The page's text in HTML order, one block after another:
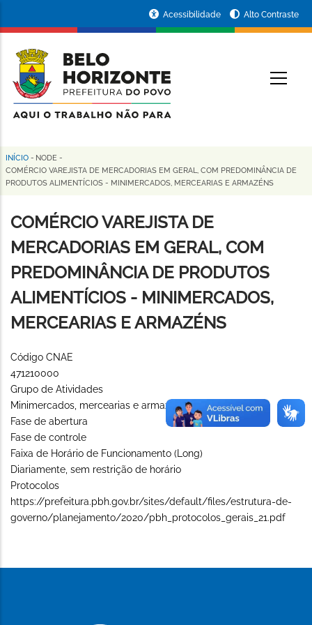
conteúdo
principal
da
Prefeitura
de
Horizonte
Acessibilidade Alto Contraste
Trilha
de
navegação
INÍCIO - NODE -
COMÉRCIO VAREJISTA DE MERCADORIAS EM GERAL, COM PREDOMINÂNCIA DE
PRODUTOS ALIMENTÍCIOS - MINIMERCADOS, MERCEARIAS E ARMAZÉNS
COMÉRCIO VAREJISTA DE
MERCADORIAS EM GERAL, COM
PREDOMINÂNCIA DE PRODUTOS
ALIMENTÍCIOS - MINIMERCADOS,
MERCEARIAS E ARMAZÉNS
Código CNAE
471210000
Grupo de Atividades
Minimercados, mercearias e armazéns
Fase de abertura
Fase de controle
Faixa de Horário de Funcionamento (Long)
Diariamente, sem restrição de horário
Protocolos
https://prefeitura.pbh.gov.br/sites/default/files/estrutura-de-
governo/planejamento/2020/pbh_protocolos_gerais_21.pdf